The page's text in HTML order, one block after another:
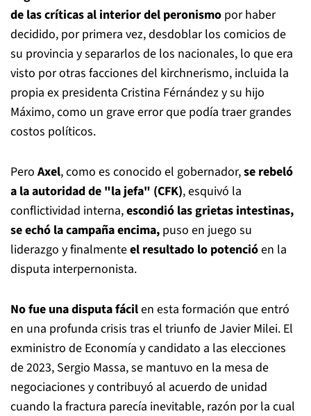
de las críticas al interior del peronismo por haber
decidido, por primera vez, desdoblar los comicios de
su provincia y separarlos de los nacionales, lo que era
visto por otras facciones del kirchnerismo, incluida la
propia ex presidenta Cristina Férnández y su hijo
Máximo, como un grave error que podía traer grandes
costos políticos.
Pero Axel, como es conocido el gobernador,se rebeló
a la autoridad de "la jefa" (CFK), esquivó la
conflictividad interna,escondió las grietas intestinas,
se echó la campaña encima, puso en juego su
liderazgo y finalmenteel resultado lo potencióen la
disputa interpernonista.
No fue una disputa fácilen esta formación que entró
en una profunda crisis tras el triunfo de Javier Milei. El
exministro de Economía y candidato a las elecciones
de 2023, Sergio Massa, se mantuvo en la mesa de
negociaciones y contribuyó al acuerdo de unidad
cuando la fractura parecía inevitable, razón por la cual